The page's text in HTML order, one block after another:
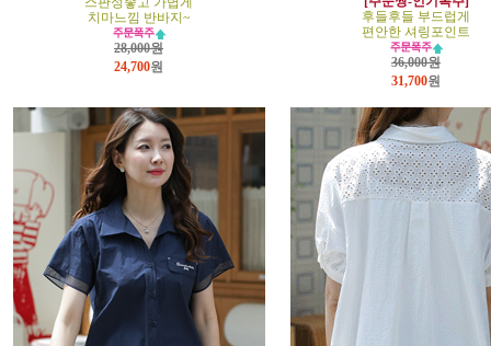
치마느낌 반바지~
28,000원
24,700원
후들후들 부드럽게
편안한 셔링포인트
36,000원
31,700원